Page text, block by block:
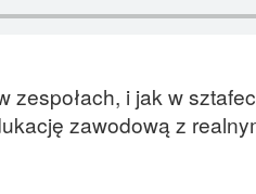
i jak w
zawodową z